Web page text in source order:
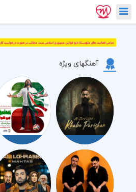
آهنگهای ویژه